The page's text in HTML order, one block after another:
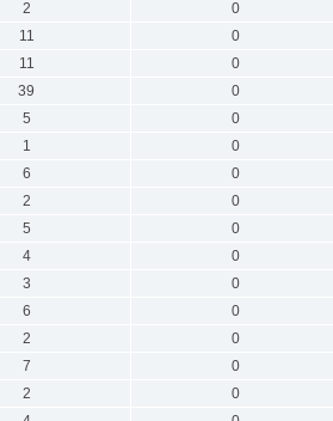
2 0
11 0
11 0
39 0
5 0
1 0
6 0
2 0
5 0
4 0
3 0
6 0
2 0
7 0
2 0